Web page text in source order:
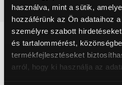
használva, mint a sütik,
hozzáférünk az Ön adataihoz
személyre szabott
és tartalommérést,
termékfejlesztéseket
arról, hogy ki használja az
Részletes ismertető
Neked